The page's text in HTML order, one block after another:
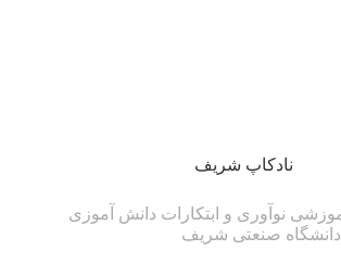
نادکاپ شریف
نوآوری و ابتکارات دانش آموزی
دانشگاه صنعتی شریف